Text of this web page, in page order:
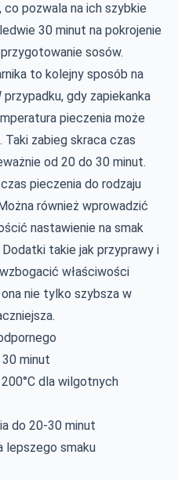
co pozwala na ich szybkie
30 minut na pokrojenie
sosów.
to kolejny sposób na
gdy zapiekanka
pieczenia może
Taki zabieg skraca czas
od 20 do 30 minut.
pieczenia do rodzaju
również wprowadzić
nastawienie na smak
takie jak przyprawy i
właściwości
nie tylko szybsza w
minut
dla wilgotnych
do 20-30 minut
lepszego smaku